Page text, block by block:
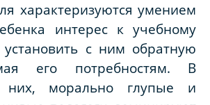
характеризуются умением
интерес к учебному
с ним обратную
его потребностям. В
них, морально глупые и